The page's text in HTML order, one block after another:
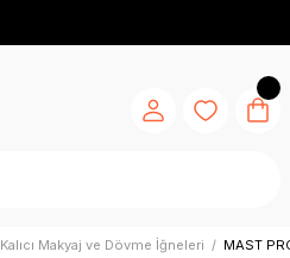
Kalıcı Makyaj ve Dövme İğneleri MAST